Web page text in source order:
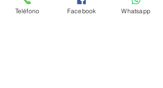
Teléfono Facebook Whatsapp